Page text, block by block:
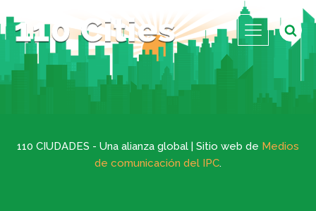
110 CIUDADES - Una alianza global | Sitio web de Medios
de comunicación del IPC.